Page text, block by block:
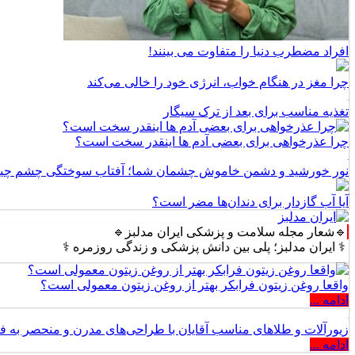
افراد مضطرب دنیا را متفاوت می بینند!
چرا مغز در هنگام خواب، انرژی خود را خالی می‌کند
تغذیه مناسب برای بعد از ترک سیگار
چرا عذرخواهی برای بعضی آدم ها اینقدر سخت است؟
نور خورشید و دشمن خاموش چشمان شما؛ آفتاب سوختگی چشم
آیا آب گازدار برای دندان‌ها مضر است؟
🔹شعار مجله سلامت و پزشکی ایران مدلبز🔹
پلی بین دانش پزشکی و زندگی روزمره ⚕️
واقعا روغن زیتون فرابکر بهتر از روغن زیتون معمولی است؟
ادامه ...
زیورآلات و طلاهای مناسب آقایان با طراحی‌های مدرن و منحصر به
ادامه ...